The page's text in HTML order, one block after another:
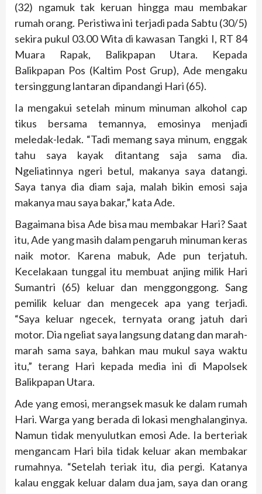
(32) ngamuk tak keruan hingga mau membakar
rumah orang. Peristiwa ini terjadi pada Sabtu (30/5)
sekira pukul 03.00 Wita di kawasan Tangki I, RT 84
Muara Rapak, Balikpapan Utara. Kepada
Balikpapan Pos (Kaltim Post Grup), Ade mengaku
tersinggung lantaran dipandangi Hari (65).
Ia mengakui setelah minum minuman alkohol cap
tikus bersama temannya, emosinya menjadi
meledak-ledak. “Tadi memang saya minum, enggak
tahu saya kayak ditantang saja sama dia.
Ngeliatinnya ngeri betul, makanya saya datangi.
Saya tanya dia diam saja, malah bikin emosi saja
makanya mau saya bakar,” kata Ade.
Bagaimana bisa Ade bisa mau membakar Hari? Saat
itu, Ade yang masih dalam pengaruh minuman keras
naik motor. Karena mabuk, Ade pun terjatuh.
Kecelakaan tunggal itu membuat anjing milik Hari
Sumantri (65) keluar dan menggonggong. Sang
pemilik keluar dan mengecek apa yang terjadi.
“Saya keluar ngecek, ternyata orang jatuh dari
motor. Dia ngeliat saya langsung datang dan marah-
marah sama saya, bahkan mau mukul saya waktu
itu,” terang Hari kepada media ini di Mapolsek
Balikpapan Utara.
Ade yang emosi, merangsek masuk ke dalam rumah
Hari. Warga yang berada di lokasi menghalanginya.
Namun tidak menyulutkan emosi Ade. Ia berteriak
mengancam Hari bila tidak keluar akan membakar
rumahnya. “Setelah teriak itu, dia pergi. Katanya
kalau enggak keluar dalam dua jam, saya dan orang